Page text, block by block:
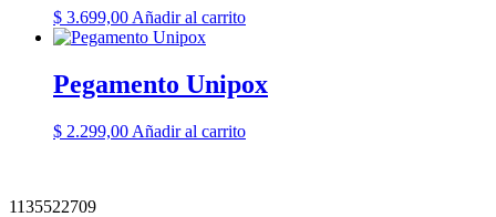
$ 3.699,00 Añadir al carrito
Pegamento Unipox
$ 2.299,00 Añadir al carrito
1135522709